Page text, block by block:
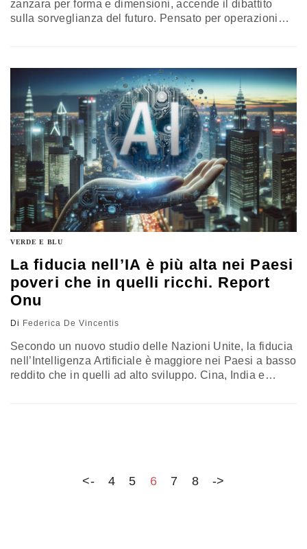
zanzara per forma e dimensioni, accende il dibattito
sulla sorveglianza del futuro. Pensato per operazioni
passo ulteriore verso una sorveglianza sempre più
pervasiva e difficile da controllare
VERDE E BLU
La fiducia nell’IA è più alta nei Paesi
poveri che in quelli ricchi. Report
Onu
Di Federica De Vincentis
Secondo un nuovo studio delle Nazioni Unite, la fiducia
nell’Intelligenza Artificiale è maggiore nei Paesi a basso
reddito che in quelli ad alto sviluppo. Cina, India e
<- 4 5 6 7 8 ->